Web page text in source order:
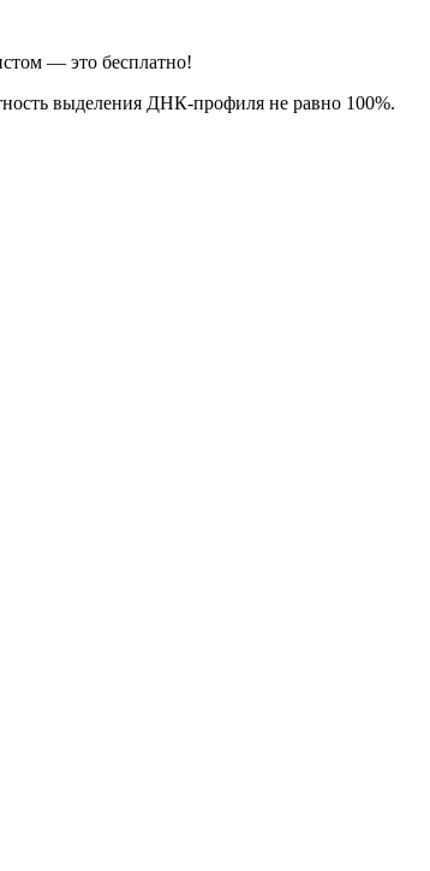
— это бесплатно!
выделения ДНК-профиля не равно 100%.